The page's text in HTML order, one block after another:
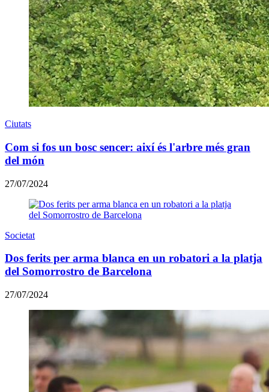
Ciutats
Com si fos un bosc sencer: així és l'arbre més gran
del món
27/07/2024
Societat
Dos ferits per arma blanca en un robatori a la platja
del Somorrostro de Barcelona
27/07/2024